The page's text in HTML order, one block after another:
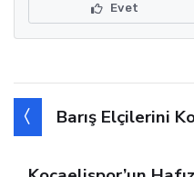
Evet
Barış Elçilerini